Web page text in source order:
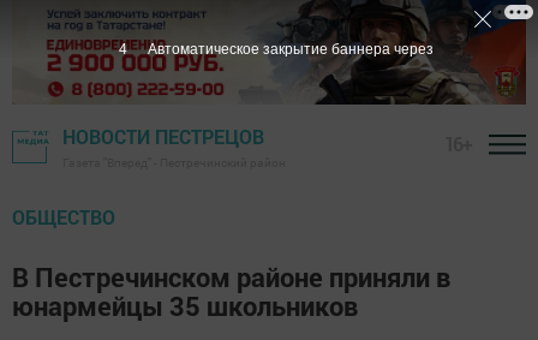
НОВОСТИ ПЕСТРЕЦОВ
ОБЩЕСТВО
В Пестречинском районе приняли в
юнармейцы 35 школьников
3 Автоматическое закрытие баннера через